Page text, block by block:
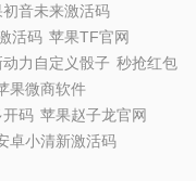
初音未来激活码
活码 苹果TF官网
力自定义骰子 秒抢红包
果微商软件
开码 苹果赵子龙官网
卓小清新激活码